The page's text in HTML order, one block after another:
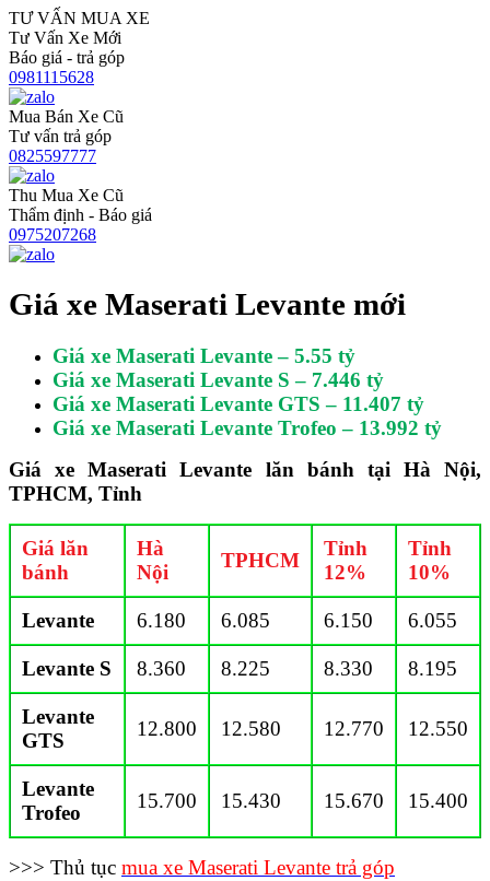
TƯ VẤN MUA XE
Tư Vấn Xe Mới
Báo giá - trả góp
0981115628
Mua Bán Xe Cũ
Tư vấn trả góp
0825597777
Thu Mua Xe Cũ
Thẩm định - Báo giá
0975207268
Giá xe Maserati Levante mới
Giá xe Maserati Levante – 5.55 tỷ
Giá xe Maserati Levante S – 7.446 tỷ
Giá xe Maserati Levante GTS – 11.407 tỷ
Giá xe Maserati Levante Trofeo – 13.992 tỷ
Giá xe Maserati Levante lăn bánh tại Hà Nội,
TPHCM, Tỉnh
Giá lăn
bánh
Hà
Nội
TPHCM
Tỉnh
12%
Tỉnh
10%
Levante 6.180 6.085 6.150 6.055
Levante S 8.360 8.225 8.330 8.195
Levante
GTS
12.800 12.580 12.770 12.550
Levante
Trofeo
15.700 15.430 15.670 15.400
>>> Thủ tục mua xe Maserati Levante trả góp